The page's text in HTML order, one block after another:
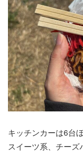
キッチンカーは6台
スイーツ系、チーズ